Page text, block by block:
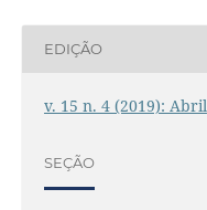
EDIÇÃO
v. 15 n. 4 (2019): Abril
SEÇÃO